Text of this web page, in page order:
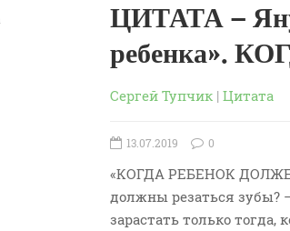
ЦИТАТА –
ребенка».
Сергей Тупчик | Цитата
13.07.2019 0
«КОГДА РЕБЕНОК ДОЛЖЕН
должны резаться зубы?
зарастать только тогда,